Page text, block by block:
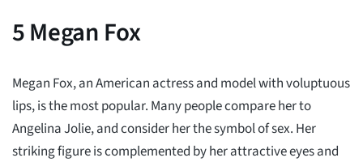
5Megan Fox
Megan Fox, an American actress and model with voluptuous
lips, is the most popular. Many people compare her to
Angelina Jolie, and consider her the symbol of sex. Her
striking figure is complemented by her attractive eyes and